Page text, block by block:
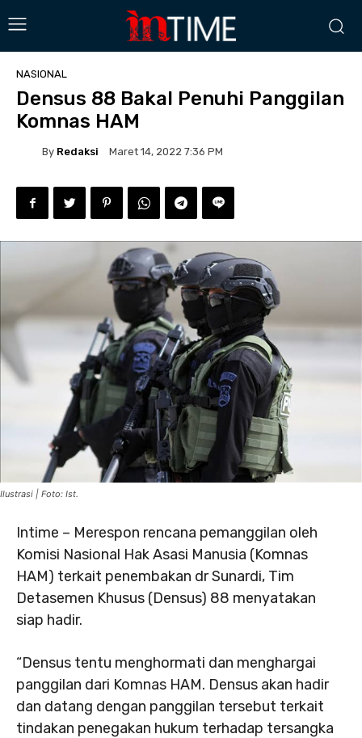
NASIONAL
Densus 88 Bakal Penuhi Panggilan
Komnas HAM
By Redaksi Maret 14, 2022 7:36 PM
Ilustrasi | Foto: Ist.
Intime – Merespon rencana pemanggilan oleh
Komisi Nasional Hak Asasi Manusia (Komnas
HAM) terkait penembakan dr Sunardi, Tim
Detasemen Khusus (Densus) 88 menyatakan
siap hadir.
“Densus tentu menghormati dan menghargai
panggilan dari Komnas HAM. Densus akan hadir
dan datang dengan panggilan tersebut terkait
tindakan penegakan hukum terhadap tersangka